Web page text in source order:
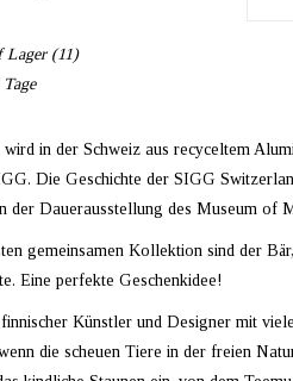
Lager(11)
in der Schweiz aus recyceltem
Die Geschichte der SIGG
der Dauerausstellung des Museum of
gemeinsamen Kollektion sind der
Eine perfekte Geschenkidee!
Künstler und Designer mit
die scheuen Tiere in der freien